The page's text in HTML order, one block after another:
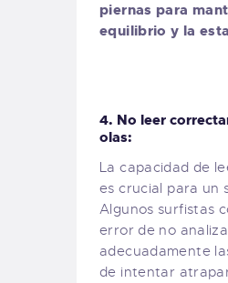
piernas para
equilibrio y la
4. No leer
olas:
La capacidad de
es crucial para un
Algunos surfistas
error de no
adecuadamente
de intentar